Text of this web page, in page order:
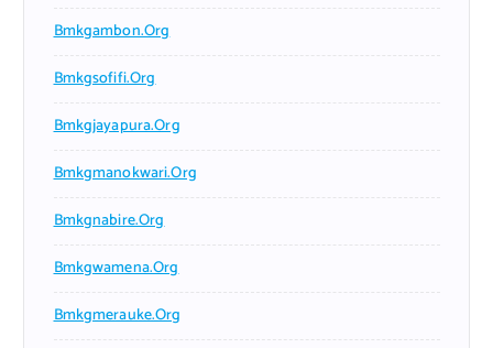
Bmkgambon.org
Bmkgsofifi.org
Bmkgjayapura.org
Bmkgmanokwari.org
Bmkgnabire.org
Bmkgwamena.org
Bmkgmerauke.org